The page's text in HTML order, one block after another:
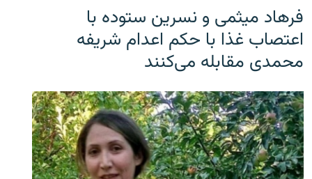
فرهاد میثمی و نسرین ستوده با
اعتصاب غذا با حکم اعدام شریفه
محمدی مقابله می‌کنند